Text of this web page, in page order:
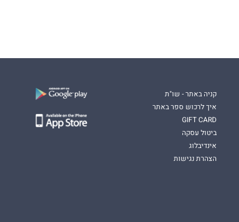
קניה באתר - שו"ת
איך לרכוש ספר באתר
GIFT CARD
ביטול עסקה
אינדיבלוג
הצהרת נגישות